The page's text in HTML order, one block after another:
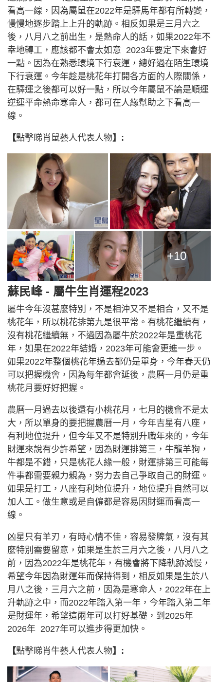
看高一線，因為屬鼠在2022年是驛馬年都有所轉變，
慢慢地逐步踏上上升的軌跡。相反如果是三月六之
後，八月八之前出生，是熱命人的話，如果2022年不
幸地轉工，應該都不會太如意 2023年要定下來會好
一點。因為在熟悉環境下行衰運，總好過在陌生環境
下行衰運。今年趁是桃花年打開各方面的人際關係，
在驛運之後都可以好一點，所以今年屬鼠不論是順運
逆運平命熱命寒命人，都可在人緣幫助之下看高一
線。
【點擊睇肖鼠藝人代表人物】:
+10
蘇民峰 - 屬牛生肖運程2023
屬牛今年沒甚麼特別，不是相沖又不是相合，又不是
桃花年，所以桃花排第九是很平常。有桃花繼續有，
沒有桃花繼續無，不過因為屬牛於2022年是重桃花
年，如果在2022年結婚，2023年可能會更進一步。
如果2022年整個桃花年過去都仍是單身，今年春天仍
可以把握機會，因為每年都會延後，農曆一月仍是重
桃花月要好好把握。
農曆一月過去以後還有小桃花月，七月的機會不是太
大，所以單身的要把握農曆一月，今年吉星有八座，
有利地位提升，但今年又不是特別升職年來的，今年
財運來說有少許希望，因為財運排第三，牛龍羊狗，
牛都是不錯，只是桃花人緣一般，財運排第三可能每
件事都需要親力親為，努力去自己爭取自己的財運。
如果是打工，八座有利地位提升，地位提升自然可以
加人工。做生意或是自僱都是容易因財運而看高一
線。
凶星只有羊刃，有時心情不佳，容易發脾氣，沒有其
麼特別需要留意，如果是生於三月六之後，八月八之
前，因為2022年是桃花年，有機會將下降軌跡減慢，
希望今年因為財運年而保持得到，相反如果是生於八
月八之後，三月六之前，因為是寒命人，2022年在上
升軌跡之中，而2022年踏入第一年，今年踏入第二年
是財運年，希望這兩年可以打好基礎，到2025年
2026年 2027年可以進步得更加快。
【點擊睇肖牛藝人代表人物】: